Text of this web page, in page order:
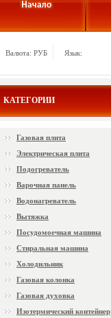
Валюта: РУБ Язык:
КАТЕГОРИИ
Газовая плита
Электрическая плита
Подогреватель
Варочная панель
Водонагреватель
Вытяжка
Посудомоечная машина
Стиральная машина
Холодильник
Газовая колонка
Газовая духовка
Изотермический контейнер